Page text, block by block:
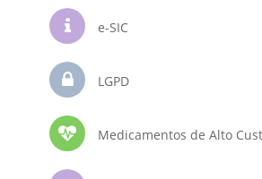
e-SIC
LGPD
Medicamentos de Alto